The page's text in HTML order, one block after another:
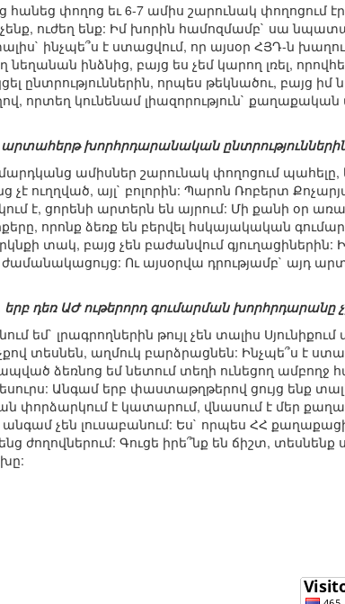
փողոց եւ 6-7 ամիս շարունակ փողոցում
չենք, ուժեղ ենք: Իմ խորին համոզմամբ` սա
ինչպե՞ս է ստացվում, որ այսօր ՀՅԴ-ն խաղում
նեղանան ինձնից, բայց ես չեմ կարող լռել,
ընտրություններին, որպես թեկնածու, բայց
որտեղ կունենամ լիազորություն`
արտահերթ խորհրդարանական
ամիսներ շարունակ փողոցում պահելը,
ուղղված, այլ` բոլորին: Պարոն Ռոբերտ
է, ցորենի արտերն են այրում: Մի քանի օր
որոնք ձեռք են բերվել հսկայակական
տակ, բայց չեն բաժանվում գյուղացիներին:
Ու այսօրվա դրությամբ` այդ
երբ դեռ ԱԺ ութերորդ գումարման խորհրդարանը
եմ` լրագրողներին թույլ չեն տալիս
տեսնեն, աղմուկ բարձրացնեն: Ինչպե՞ս է
ձեռնոց եմ նետում տեղի ունեցող ամբողջ
Անգամ երբ փաստաթղթերով ցույց ենք
փորձարկում է կատարում, վնասում է մեր
չեն լուսաբանում: Ես` որպես ՀՀ
ժողովներում: Գուցե իրե՞նք են ճիշտ,